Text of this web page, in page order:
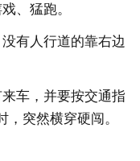
、猛跑。
有人行道的靠右边
车，并要按交通指
突然横穿硬闯。